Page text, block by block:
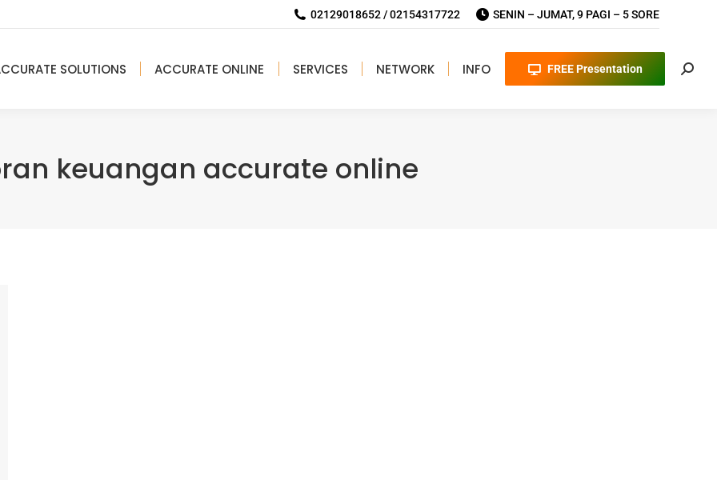
02129018652 / 02154317722 SENIN – JUMAT, 9 PAGI – 5 SORE
SOLUTIONS ACCURATE ONLINE SERVICES NETWORK INFO FREE Presentation
keuangan accurate online